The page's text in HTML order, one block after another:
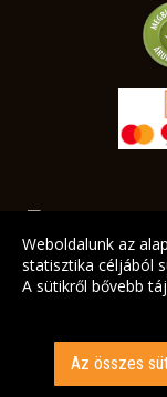
Weboldalunk az
statisztika céljából
A sütikről bővebb
Az összes